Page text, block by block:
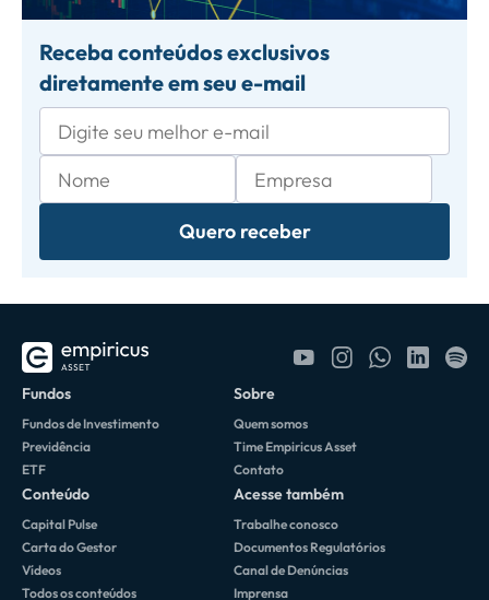
Receba conteúdos exclusivos
diretamente em seu e-mail
Quero receber
Fundos
Fundos de Investimento
Previdência
ETF
Sobre
Quem somos
Time Empiricus Asset
Contato
Conteúdo
Capital Pulse
Carta do Gestor
Vídeos
Todos os conteúdos
Acesse também
Trabalhe conosco
Documentos Regulatórios
Canal de Denúncias
Imprensa